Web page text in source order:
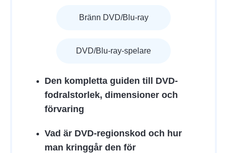
Bränn DVD/Blu-ray
DVD/Blu-ray-spelare
Den kompletta guiden till DVD-
fodralstorlek, dimensioner och
förvaring
Vad är DVD-regionskod och hur
man kringgår den för